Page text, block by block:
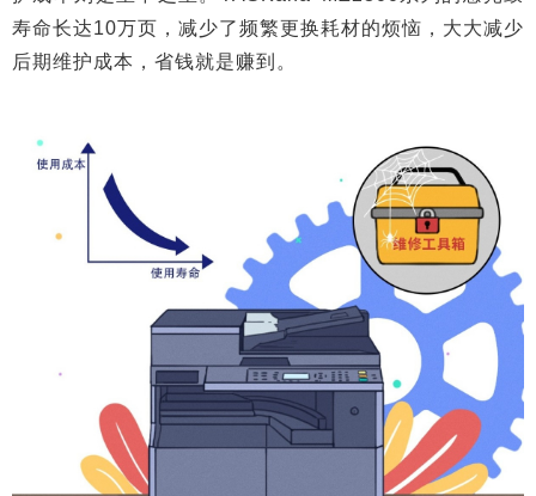
寿命长达10万页，减少了频繁更换耗材的烦恼，大大减少
后期维护成本，省钱就是赚到。